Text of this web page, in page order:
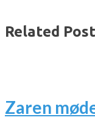
Related
Zaren